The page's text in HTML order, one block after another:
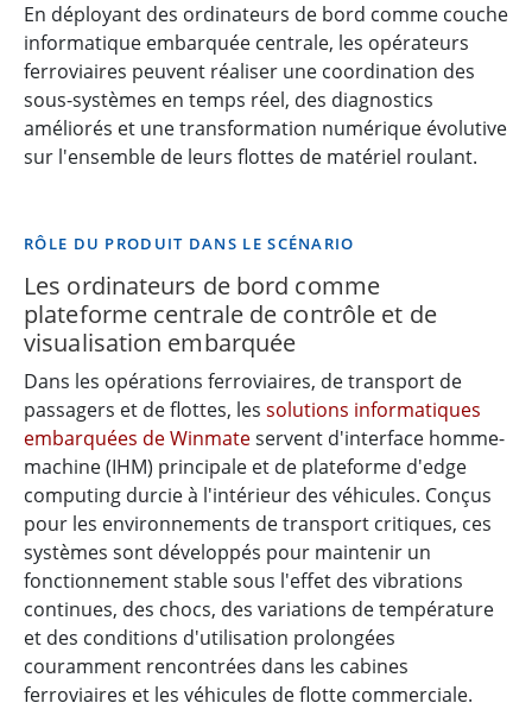
En déployant des ordinateurs de bord comme couche
informatique embarquée centrale, les opérateurs
ferroviaires peuvent réaliser une coordination des
sous-systèmes en temps réel, des diagnostics
améliorés et une transformation numérique évolutive
sur l'ensemble de leurs flottes de matériel roulant.
RÔLE DU PRODUIT DANS LE SCÉNARIO
Les ordinateurs de bord comme
plateforme centrale de contrôle et de
visualisation embarquée
Dans les opérations ferroviaires, de transport de
passagers et de flottes, les solutions informatiques
embarquées de Winmateservent d'interface homme-
machine (IHM) principale et de plateforme d'edge
computing durcie à l'intérieur des véhicules. Conçus
pour les environnements de transport critiques, ces
systèmes sont développés pour maintenir un
fonctionnement stable sous l'effet des vibrations
continues, des chocs, des variations de température
et des conditions d'utilisation prolongées
couramment rencontrées dans les cabines
ferroviaires et les véhicules de flotte commerciale.